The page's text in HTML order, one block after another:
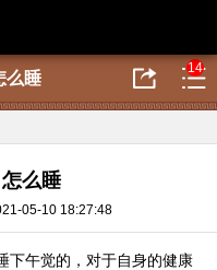
么睡
14
么睡
05-10 18:27:48
下午觉的，对于自身的健康